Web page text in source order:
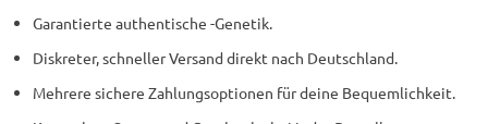
Garantierte authentische -Genetik.
Diskreter, schneller Versand direkt nach Deutschland.
Mehrere sichere Zahlungsoptionen für deine Bequemlichkeit.